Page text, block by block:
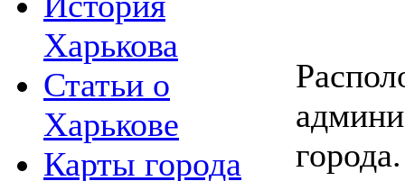
Харькова
Статьи о
Харькове
Карты города
города.